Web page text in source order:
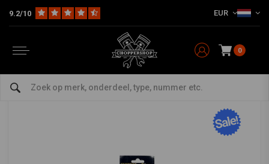
9.2/10 EUR
0
The Garage Gereedschap Krimptang 20 cm voor klemmen
bekijk alles van Benson Tools
Krimptang 20 cm voor klemmen